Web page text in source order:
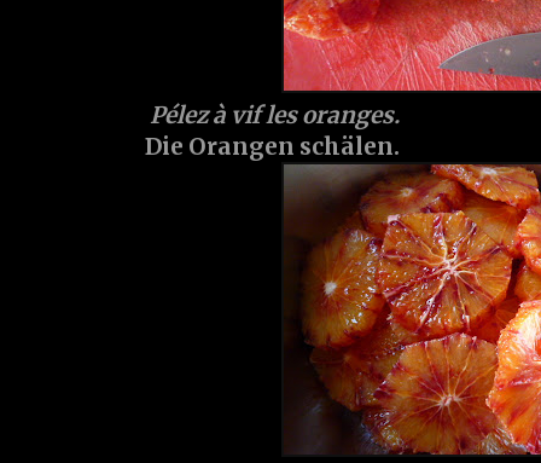
Pélez à vif les oranges.
Die Orangen schälen.